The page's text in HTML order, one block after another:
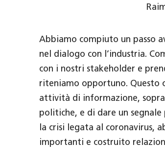
Abbiamo compiuto un passo
nel dialogo con l’industria.
con i nostri stakeholder e
riteniamo opportuno. Questo
attività di informazione,
politiche, e di dare un
la crisi legata al coronavirus,
importanti e costruito